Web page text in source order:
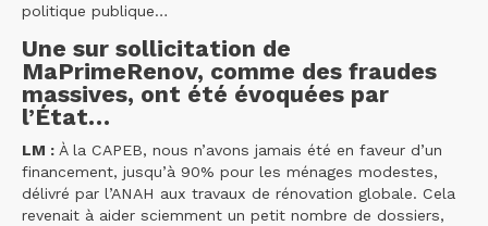
politique publique…
Une sur sollicitation de
MaPrimeRenov, comme des fraudes
massives, ont été évoquées par
l’État…
LM : À la CAPEB, nous n’avons jamais été en faveur d’un
financement, jusqu’à 90% pour les ménages modestes,
délivré par l’ANAH aux travaux de rénovation globale. Cela
revenait à aider sciemment un petit nombre de dossiers,